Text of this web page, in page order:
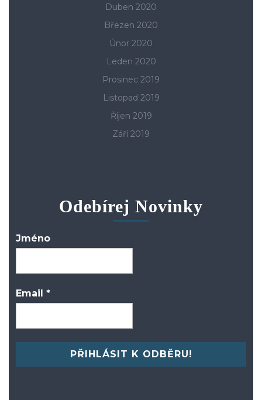
Duben 2020
Březen 2020
Únor 2020
Leden 2020
Prosinec 2019
Listopad 2019
Říjen 2019
Září 2019
Odebírej Novinky
Jméno
Email *